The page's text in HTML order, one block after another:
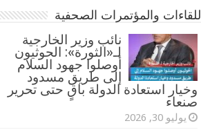
اللقاءات والمؤتمرات الصحفية
‏نائب وزير الخارجية
لـ«الثورة»: الحوثيون
أوصلوا جهود السلام
إلى طريق مسدود
وخيار استعادة الدولة باقٍ حتى تحرير
صنعاء
يوليو 30, 2026